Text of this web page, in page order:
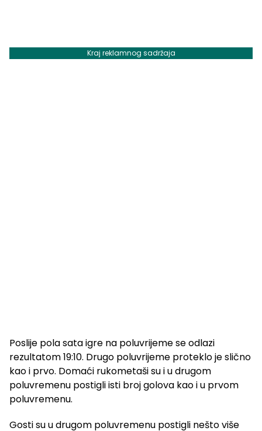
Kraj reklamnog sadržaja
Poslije pola sata igre na poluvrijeme se odlazi
rezultatom 19:10. Drugo poluvrijeme proteklo je slično
kao i prvo. Domaći rukometaši su i u drugom
poluvremenu postigli isti broj golova kao i u prvom
poluvremenu.
Gosti su u drugom poluvremenu postigli nešto više